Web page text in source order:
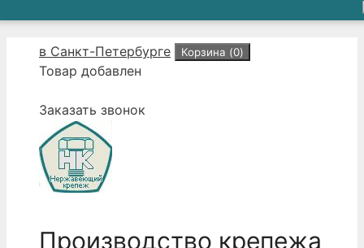
Перейтив Санкт-Петербурге Корзина (0)
Товар добавлен
Заказать звонок
Производство крепежа